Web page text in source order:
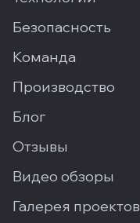
Безопасность
Команда
Производство
Блог
Отзывы
Видео обзоры
Галерея проектов